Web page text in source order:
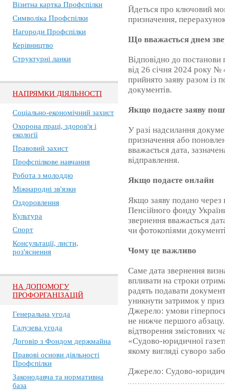
Візитна картка Профспілки
Символіка Профспілки
Нагороди Профспілки
Керівництво
Структурні ланки
НАПРЯМКИ ДІЯЛЬНОСТІ
Соціально-економічний захист
Охорона праці, здоров'я і
екології
Правовий захист
Профспілкове навчання
Робота з молоддю
Міжнародні зв'язки
Оздоровлення
Культура
Спорт
Консультації, листи,
роз'яснення
НА ДОПОМОГУ
ПРОФОРГАНІЗАЦІЙ
Генеральна угода
Галузева угода
Договір з Фондом держмайна
Правові основи діяльності
Профспілки
Законодавча та нормативна
база
Йдеться про ключовий
призначення,
Що вважається днем
Відповідно до
від 26 січня 2024 року №
прийнято заяву разом із
документів.
Якщо подаєте заяву
У разі надсилання
призначення або
вважається дата,
відправлення.
Якщо подаєте онлайн
Якщо заяву подано через
Пенсійного фонду
звернення вважається
чи фотокопіями
Чому це важливо
Саме дата звернення
впливати на строки
радять подавати
уникнути затримок у
Джерело: умови
не нижче першого
відтворення змістовних
«Судово-юридичної
якому вигляді суворо
Джерело: Судово-